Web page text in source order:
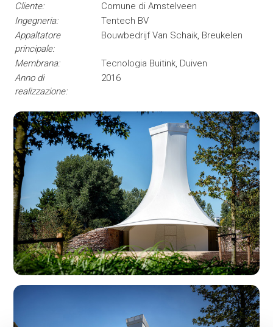
Cliente:
Comune di Amstelveen
Ingegneria:
Tentech BV
Appaltatore
principale:
Bouwbedrijf Van Schaik, Breukelen
Membrana:
Tecnologia Buitink, Duiven
Anno di
realizzazione:
2016